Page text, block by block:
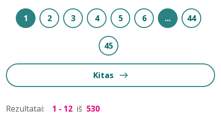
1 2 3 4 5 6 ... 44
45
Kitas
Rezultatai: 1 - 12 iš 530